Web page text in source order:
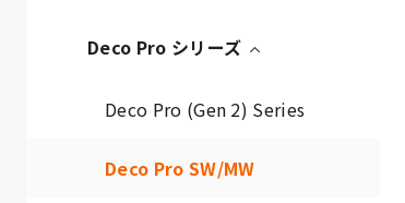
Deco Pro シリーズ
Deco Pro (Gen 2) Series
Deco Pro SW/MW